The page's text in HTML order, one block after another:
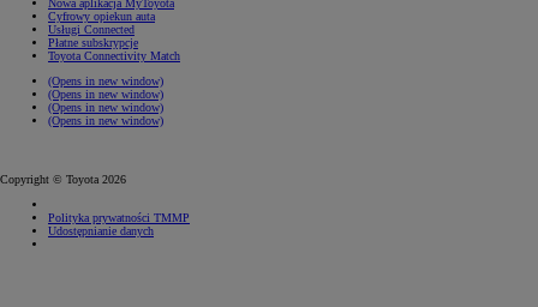
Nowa aplikacja MyToyota
Cyfrowy opiekun auta
Usługi Connected
Płatne subskrypcje
Toyota Connectivity Match
(Opens in new window)
(Opens in new window)
(Opens in new window)
(Opens in new window)
Copyright © Toyota 2026
Polityka prywatności TMMP
Udostępnianie danych